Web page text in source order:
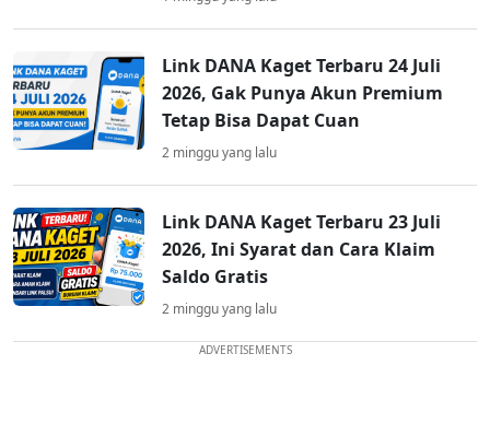
Link DANA Kaget Terbaru 24 Juli
2026, Gak Punya Akun Premium
Tetap Bisa Dapat Cuan
2 minggu yang lalu
Link DANA Kaget Terbaru 23 Juli
2026, Ini Syarat dan Cara Klaim
Saldo Gratis
2 minggu yang lalu
ADVERTISEMENTS